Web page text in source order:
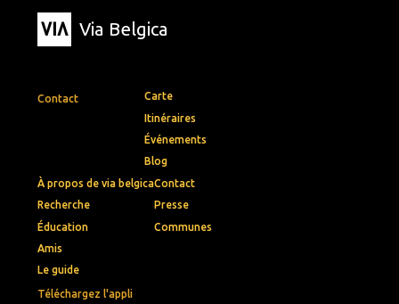
Via Belgica
Contact
Téléchargez l'appli
Carte
Itinéraires
Événements
Blog
À propos de via belgica
Recherche
Éducation
Amis
Le guide
Contact
Presse
Communes